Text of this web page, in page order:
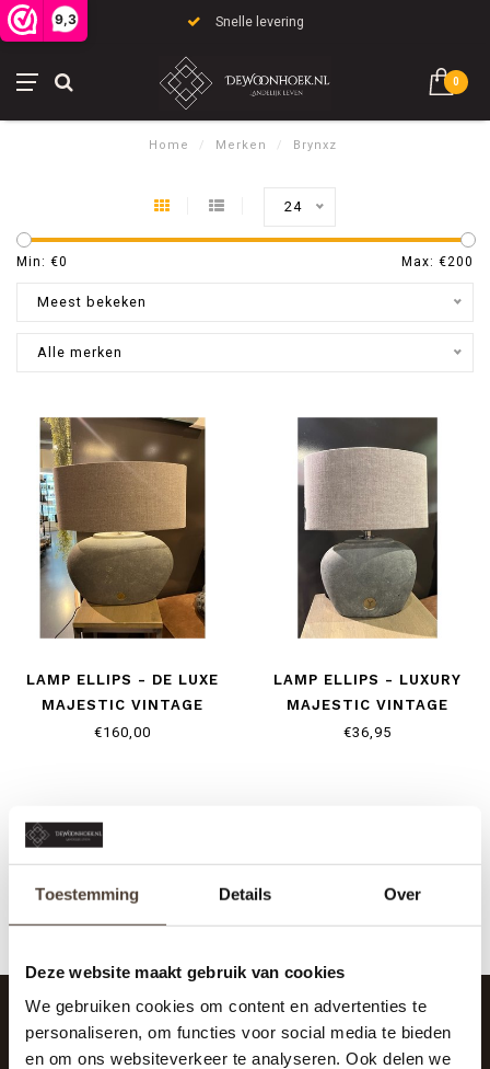
Toestemming Details Over
Deze website maakt gebruik van cookies
We gebruiken cookies om content en advertenties te
personaliseren, om functies voor social media te bieden
en om ons websiteverkeer te analyseren. Ook delen we
9,3 Snelle levering
0
Home / Merken / Brynxz
24
Min: €0 Max: €200
Meest bekeken
Alle merken
LAMP ELLIPS - DE LUXE
MAJESTIC VINTAGE
€160,00
LAMP ELLIPS - LUXURY
MAJESTIC VINTAGE
€36,95
SCHRIJF JE IN VOOR DE NIEUWSBRIEF